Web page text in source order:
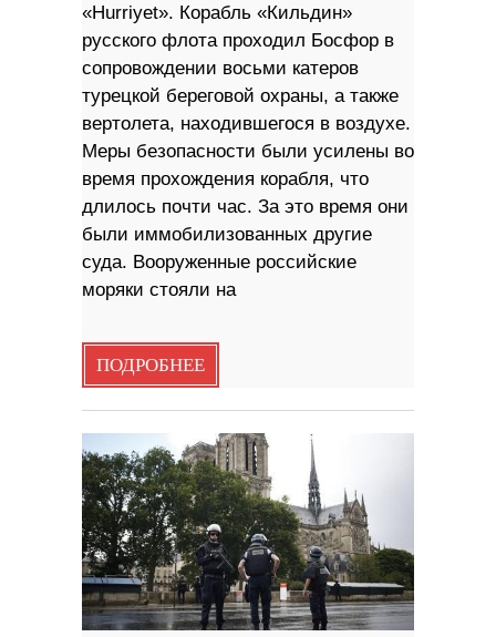
«Hurriyet». Корабль «Кильдин»
русского флота проходил Босфор в
сопровождении восьми катеров
турецкой береговой охраны, а также
вертолета, находившегося в воздухе.
Меры безопасности были усилены во
время прохождения корабля, что
длилось почти час. За это время они
были иммобилизованных другие
суда. Вооруженные российские
моряки стояли на
ПОДРОБНЕЕ